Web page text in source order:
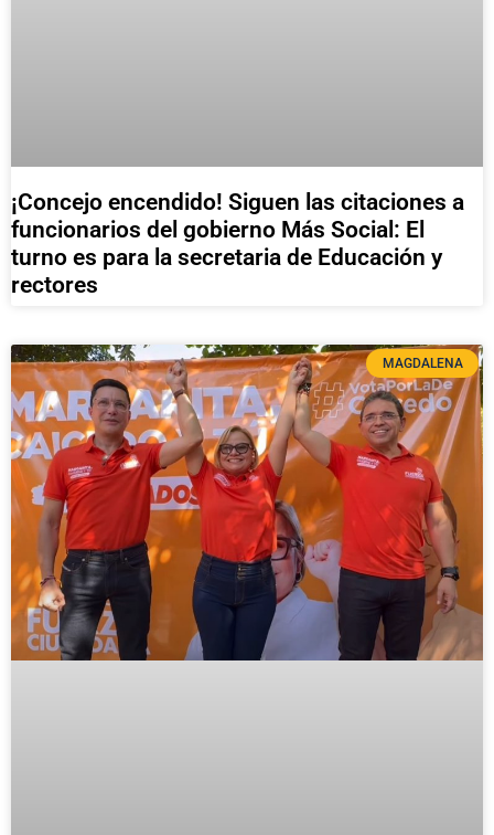
¡Concejo encendido! Siguen las citaciones a
funcionarios del gobierno Más Social: El
turno es para la secretaria de Educación y
rectores
MAGDALENA